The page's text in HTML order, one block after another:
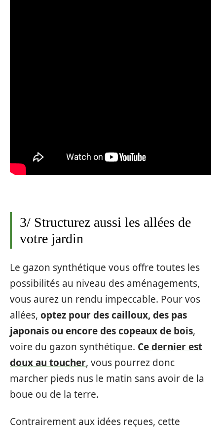
3/ Structurez aussi les allées de
votre jardin
Le gazon synthétique vous offre toutes les
possibilités au niveau des aménagements,
vous aurez un rendu impeccable. Pour vos
allées, optez pour des cailloux, des pas
japonais ou encore des copeaux de bois,
voire du gazon synthétique. Ce dernier est
doux au toucher, vous pourrez donc
marcher pieds nus le matin sans avoir de la
boue ou de la terre.
Contrairement aux idées reçues, cette